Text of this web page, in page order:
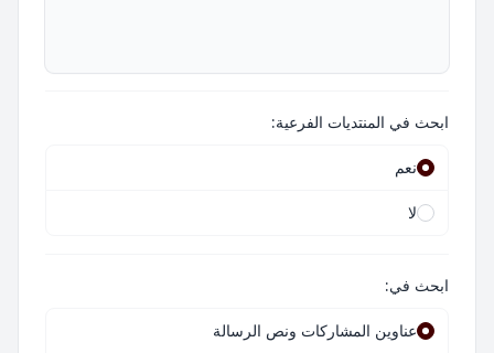
ابحث في المنتديات الفرعية:
نعم
لا
ابحث في:
عناوين المشاركات ونص الرسالة